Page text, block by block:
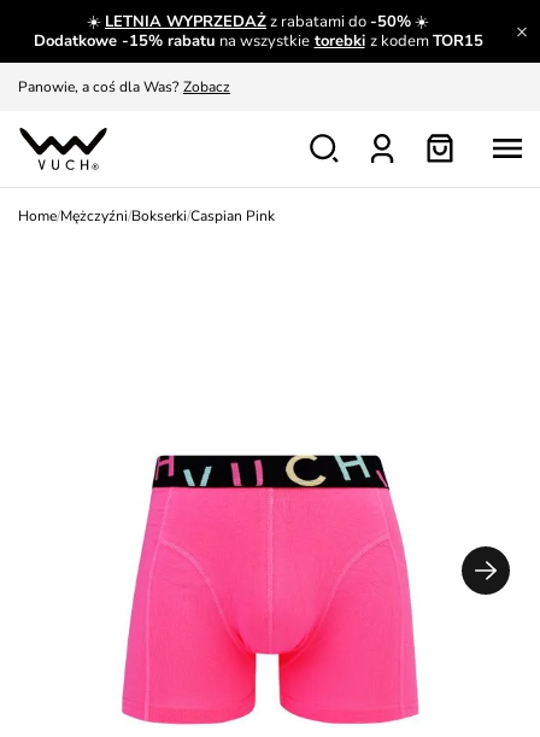
☀️ LETNIA WYPRZEDAŻz rabatami do-50%☀️
Dodatkowe -15% rabatu na wszystkie torebki z kodemTOR15
A czego nie można dowiedzieć się gdzie indziej? Czytaj więcej
Panowie, a coś dla Was? Zobacz
Produkty, które musisz mieć. Dowiedz się więcej
Wymiana i zwrot za darmo Patrz
Home/Mężczyźni/Bokserki/Caspian Pink